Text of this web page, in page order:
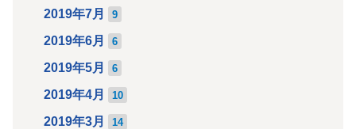
2019年7月 9
2019年6月 6
2019年5月 6
2019年4月 10
2019年3月 14